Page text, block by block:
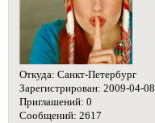
Откуда: Санкт-Петербург
Зарегистрирован: 2009-04-08
Приглашений: 0
Сообщений: 2617